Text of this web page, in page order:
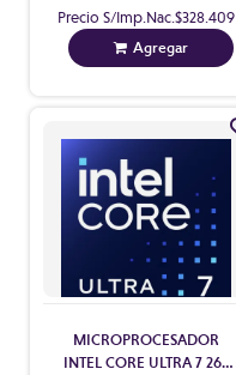
Precio S/Imp.Nac. $328.409
Agregar
MICROPROCESADOR
INTEL CORE ULTRA 7 265